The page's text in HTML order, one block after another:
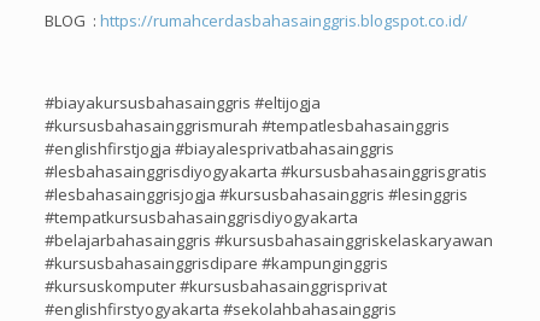
BLOG : https://rumahcerdasbahasainggris.blogspot.co.id/
#biayakursusbahasainggris #eltijogja
#kursusbahasainggrismurah #tempatlesbahasainggris
#englishfirstjogja #biayalesprivatbahasainggris
#lesbahasainggrisdiyogyakarta #kursusbahasainggrisgratis
#lesbahasainggrisjogja #kursusbahasainggris #lesinggris
#tempatkursusbahasainggrisdiyogyakarta
#belajarbahasainggris #kursusbahasainggriskelaskaryawan
#kursusbahasainggrisdipare #kampunginggris
#kursuskomputer #kursusbahasainggrisprivat
#englishfirstyogyakarta #sekolahbahasainggris